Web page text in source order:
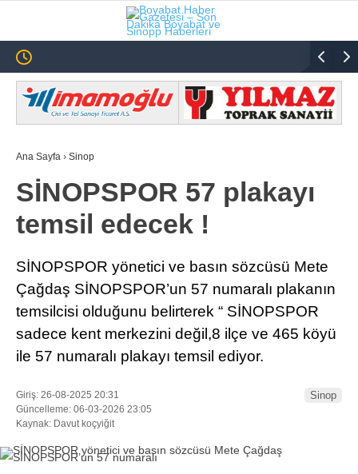
20.3°
GALERİ VİDEO
SIYASET
GENEL
SPOR
SERVISLER
Ana Sayfa › Sinop
SİNOPSPOR 57 plakayı
temsil edecek !
SİNOPSPOR yönetici ve basın sözcüsü Mete
Çağdaş SİNOPSPOR’un 57 numaralı plakanın
temsilcisi olduğunu belirterek “ SİNOPSPOR
sadece kent merkezini değil,8 ilçe ve 465 köyü
ile 57 numaralı plakayı temsil ediyor.
Giriş: 26-08-2025 20:31
Güncelleme: 06-03-2026 23:05
Kaynak: Davut koçyiğit
Sinop